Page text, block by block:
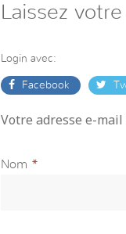
Laissez
Login avec:
Facebook
Votre adresse e-
Nom *